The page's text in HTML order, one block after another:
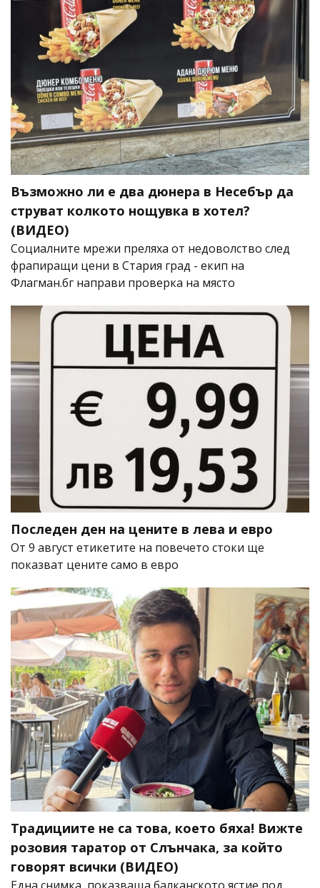
Възможно ли е два дюнера в Несебър да
струват колкото нощувка в хотел?
(ВИДЕО)
Социалните мрежи преляха от недоволство след
фрапиращи цени в Стария град - екип на
Флагман.бг направи проверка на място
Последен ден на цените в лева и евро
От 9 август етикетите на повечето стоки ще
показват цените само в евро
Традициите не са това, което бяха! Вижте
розовия таратор от Слънчака, за който
говорят всички (ВИДЕО)
Една снимка, показваща балканското ястие под